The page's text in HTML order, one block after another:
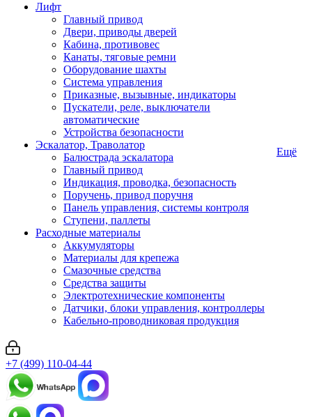
Лифт
Главный привод
Двери, приводы дверей
Кабина, противовес
Канаты, тяговые ремни
Оборудование шахты
Система управления
Приказные, вызывные, индикаторы
Пускатели, реле, выключатели
автоматические
Устройства безопасности
Эскалатор, Траволатор
Балюстрада эскалатора
Главный привод
Индикация, проводка, безопасность
Поручень, привод поручня
Панель управления, системы контроля
Ступени, паллеты
Расходные материалы
Аккумуляторы
Материалы для крепежа
Смазочные средства
Средства защиты
Электротехнические компоненты
Датчики, блоки управления, контроллеры
Кабельно-проводниковая продукция
Ещё
+7 (499) 110-04-44